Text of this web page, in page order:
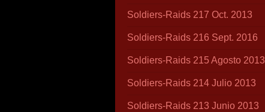
Soldiers-Raids 217 Oct. 2013
Soldiers-Raids 216 Sept. 2016
Soldiers-Raids 215 Agosto 2013
Soldiers-Raids 214 Julio 2013
Soldiers-Raids 213 Junio 2013